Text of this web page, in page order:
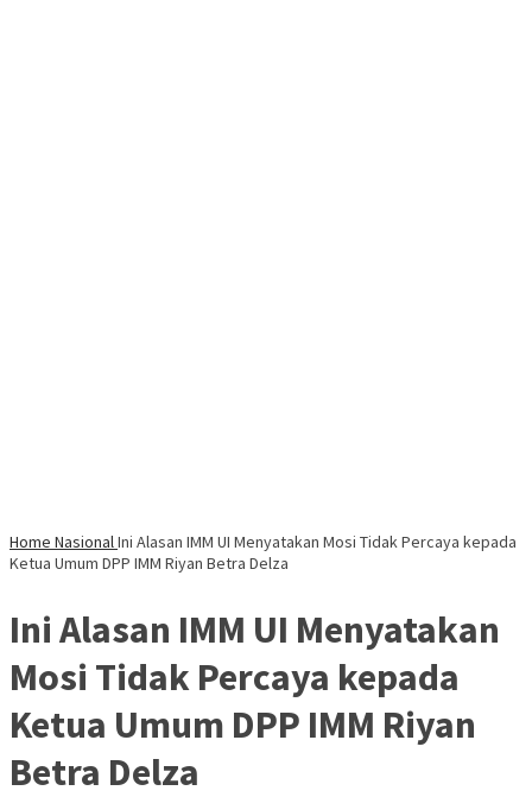
Home NasionalIni Alasan IMM UI Menyatakan Mosi Tidak Percaya kepada
Ketua Umum DPP IMM Riyan Betra Delza
Ini Alasan IMM UI Menyatakan
Mosi Tidak Percaya kepada
Ketua Umum DPP IMM Riyan
Betra Delza